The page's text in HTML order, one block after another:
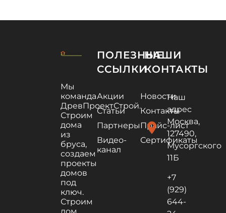
Мы
команда
ДревПроектСтрой.
Строим
дома
из
бруса,
создаем
проекты
домов
под
ключ.
Строим
ПОЛЕЗНЫЕ
ССЫЛКИ
Акции
Новости
Статьи
Контакты
ПартнерыПрайс-лист
Видео-
канал
Сертификаты
НАШИ
КОНТАКТЫ
location_on
Наш
адрес
Москва,
127490,
Мусоргского
11Б
+7
(929)
644-